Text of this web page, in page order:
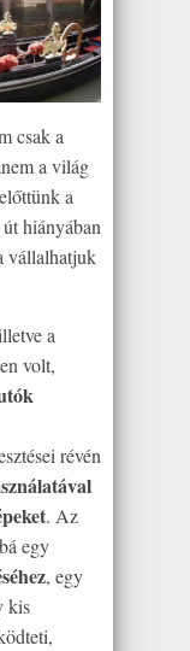
csak a
a világ
a
hiányában
vállalhatjuk
a
volt,
révén
. Az
egy
, egy
kis